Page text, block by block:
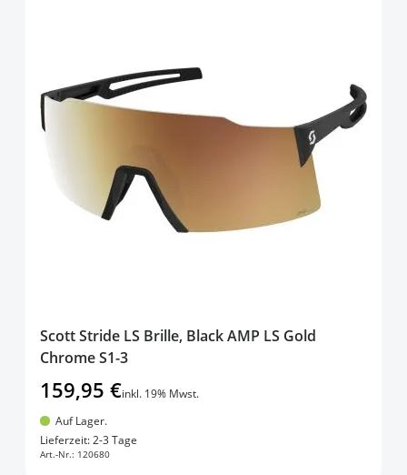
Scott Stride LS Brille, Black AMP LS Gold
Chrome S1-3
159,95 €inkl. 19% Mwst.
Auf Lager.
Lieferzeit: 2-3 Tage
Art.-Nr.: 120680